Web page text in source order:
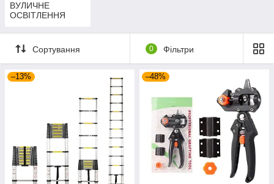
ВУЛИЧНЕ
ОСВІТЛЕННЯ
Сортування 0 Фільтри
–13% –48%